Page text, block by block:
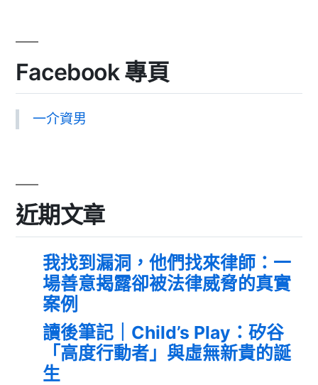
Facebook 專頁
一介資男
近期文章
我找到漏洞，他們找來律師：一
場善意揭露卻被法律威脅的真實
案例
讀後筆記｜Child’s Play：矽谷
「高度行動者」與虛無新貴的誕
生